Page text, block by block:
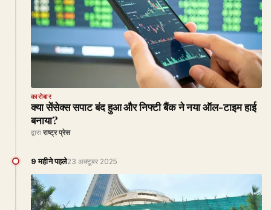
कारोबार
क्या सेंसेक्स सपाट बंद हुआ और निफ्टी बैंक ने नया ऑल-टाइम हाई
बनाया?
द्वारा राष्ट्र प्रेस
9 महीने पहले23 अक्टूबर 2025